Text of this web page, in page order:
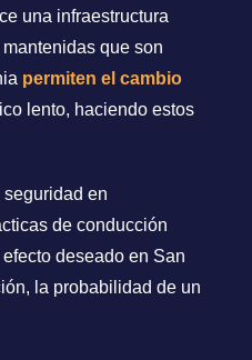
una infraestructura
que son
permiten el cambio
lento, haciendo estos
en
de conducción
deseado en San
la probabilidad de un